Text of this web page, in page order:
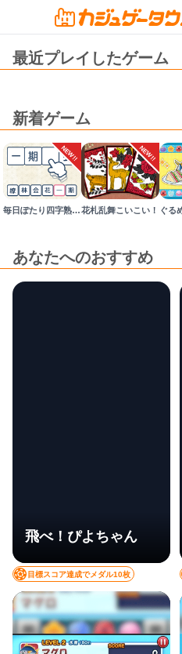
最近プレイしたゲーム
新着ゲーム
NEW!!
毎日ぽたり四字熟語の泉
NEW!!
花札乱舞こいこい！ ぐる
あなたへのおすすめ
飛べ！ぴよちゃん
目標スコア達成でメダル10枚